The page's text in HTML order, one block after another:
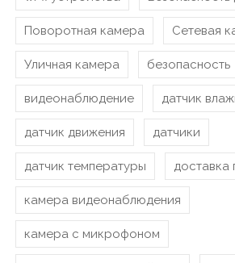
Поворотная камера Сетевая
Уличная камера безопасность
видеонаблюдение датчик
датчик движения датчики
датчик температуры
камера видеонаблюдения
камера с микрофоном